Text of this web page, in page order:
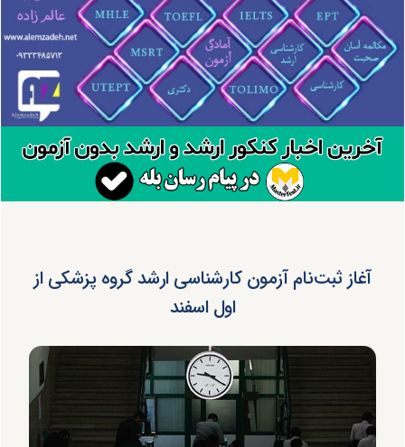
آغاز ثبت‌نام آزمون کارشناسی ارشد گروه پزشکی از
اول اسفند